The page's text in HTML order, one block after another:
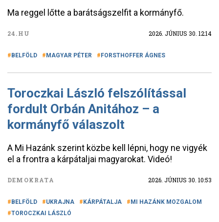
Ma reggel lőtte a barátságszelfit a kormányfő.
24.HU 2026. JÚNIUS 30. 12:14
BELFÖLD MAGYAR PÉTER FORSTHOFFER ÁGNES
Toroczkai László felszólítással
fordult Orbán Anitához – a
kormányfő válaszolt
A Mi Hazánk szerint közbe kell lépni, hogy ne vigyék
el a frontra a kárpátaljai magyarokat. Videó!
DEMOKRATA 2026. JÚNIUS 30. 10:53
BELFÖLD UKRAJNA KÁRPÁTALJA
MI HAZÁNK MOZGALOM
TOROCZKAI LÁSZLÓ